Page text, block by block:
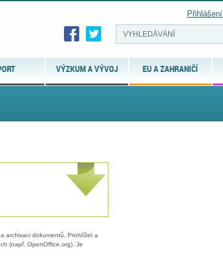
VÝZKUM A VÝVOJ EU A ZAHRANIČÍ
Přihlášení
archivaci dokumentů. Prohlížet a
(např. OpenOffice.org). Je